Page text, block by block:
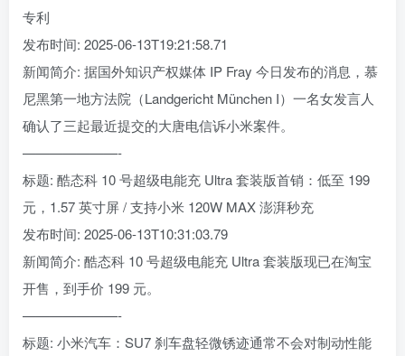
专利
发布时间: 2025-06-13T19:21:58.71
新闻简介: 据国外知识产权媒体 IP Fray 今日发布的消息，慕
尼黑第一地方法院（Landgericht München I）一名女发言人
确认了三起最近提交的大唐电信诉小米案件。
———————-
标题: 酷态科 10 号超级电能充 Ultra 套装版首销：低至 199
元，1.57 英寸屏 / 支持小米 120W MAX 澎湃秒充
发布时间: 2025-06-13T10:31:03.79
新闻简介: 酷态科 10 号超级电能充 Ultra 套装版现已在淘宝
开售，到手价 199 元。
———————-
标题: 小米汽车：SU7 刹车盘轻微锈迹通常不会对制动性能